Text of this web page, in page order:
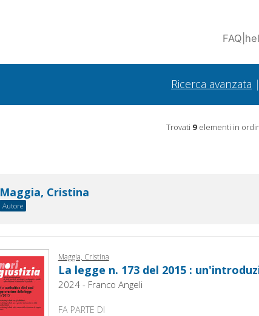
FAQ
Ricerca avanzata |
Trovati 9 elementi in
Maggia, Cristina
Autore
Maggia, Cristina
La legge n. 173 del 2015 :
2024 - Franco Angeli
FA PARTE DI